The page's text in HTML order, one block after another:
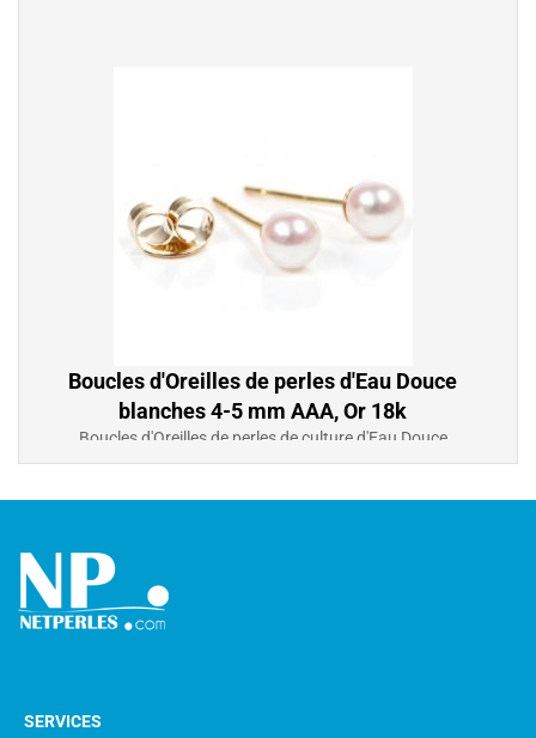
Boucles d'Oreilles de perles de culture d'Eau Douce
blanches 4-5 mm AAA, petit diamètre, très discret,
idéal pour jeune filles, Or 18k
226,00 €
SERVICES